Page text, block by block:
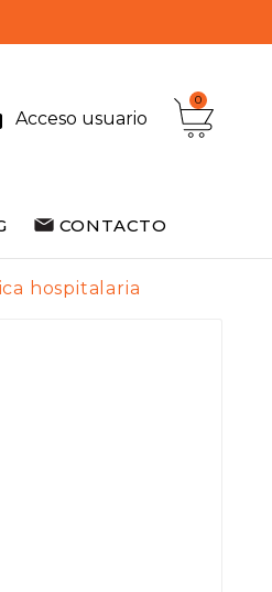
Acceso usuario
0
CONTACTO
hospitalaria